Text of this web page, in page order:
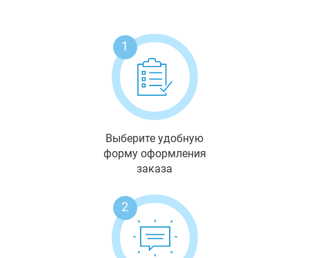
1
Выберите удобную
форму оформления
заказа
2